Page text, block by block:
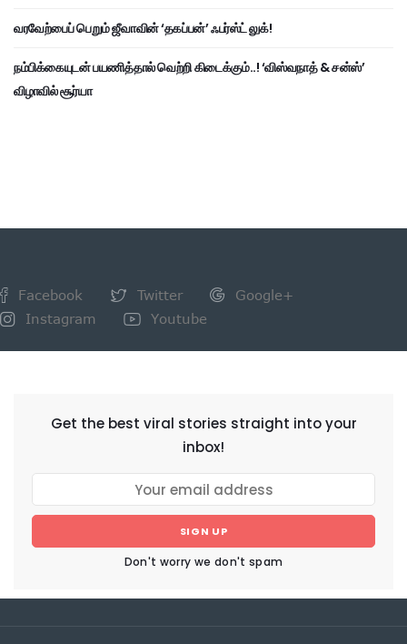
வரவேற்பைப் பெறும் ஜீவாவின் ‘தகப்பன்’ ஃபர்ஸ்ட் லுக்!
நம்பிக்கையுடன் பயணித்தால் வெற்றி கிடைக்கும்..! ‘விஸ்வநாத் & சன்ஸ்’
விழாவில் சூர்யா
Facebook Twitter
Google+
Instagram
Youtube
Get the best viral stories straight into your
inbox!
SIGN UP
Don't worry we don't spam